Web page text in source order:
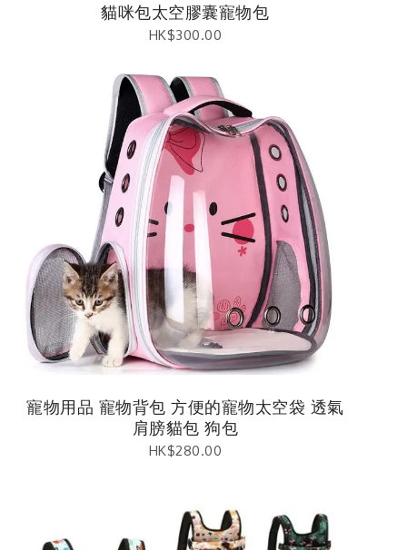
貓咪包太空膠囊寵物包
HK$300.00
寵物用品 寵物背包 方便的寵物太空袋 透氣
肩膀貓包 狗包
HK$280.00